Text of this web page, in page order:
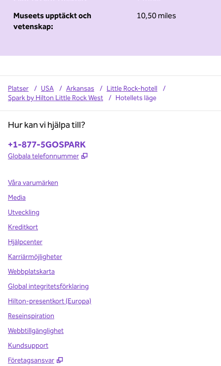
Museets upptäckt och
vetenskap:
10,50 miles
Platser / USA / Arkansas / Little Rock-hotell
/
Spark by Hilton Little Rock West
/ Hotellets läge
Hur kan vi hjälpa till?
Telefon:
+1-877-5GOSPARK
Globala telefonnummer ,
Våra varumärken
Media
Utveckling
Kreditkort
Hjälpcenter
Karriärmöjligheter
Webbplatskarta
Global integritetsförklaring
Hilton-presentkort (Europa)
Reseinspiration
Webbtillgänglighet
Kundsupport
Företagsansvar
,